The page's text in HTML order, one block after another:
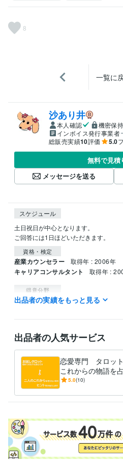
8
一覧に
沙あり井
本人確認
機密保
インボイス発行事業者
総販売実績10評価 5.0
無料で見積
メッセージを送る
スケジュール
土日祝日が中心となります。
資格・検定
産業カウンセラー 取得年 : 2006年
キャリアコンサルタント 取得年 :
得意分野
占い タロット占い・カウンセリング
出品者の実績をもっと見る
出品者の人気サービス
恋愛専門 タロッ
これからの物語を
あの人の気持ちと
えします
5.0(10)